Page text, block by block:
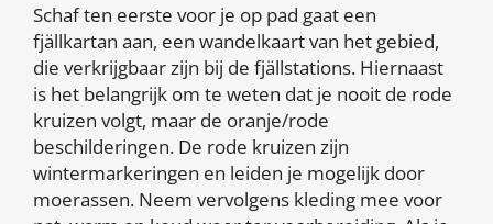
Schaf ten eerste voor je op pad gaat een
fjällkartan aan, een wandelkaart van het gebied,
die verkrijgbaar zijn bij de fjällstations. Hiernaast
is het belangrijk om te weten dat je nooit de rode
kruizen volgt, maar de oranje/rode
beschilderingen. De rode kruizen zijn
wintermarkeringen en leiden je mogelijk door
moerassen. Neem vervolgens kleding mee voor